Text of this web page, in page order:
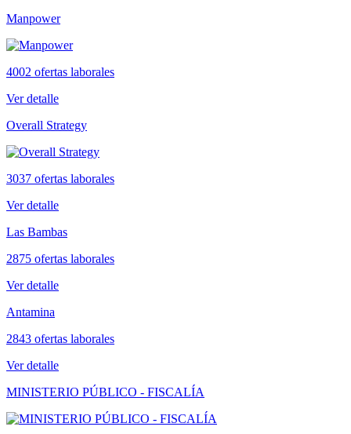
Manpower
4002 ofertas laborales
Ver detalle
Overall Strategy
3037 ofertas laborales
Ver detalle
Las Bambas
2875 ofertas laborales
Ver detalle
Antamina
2843 ofertas laborales
Ver detalle
MINISTERIO PÚBLICO - FISCALÍA